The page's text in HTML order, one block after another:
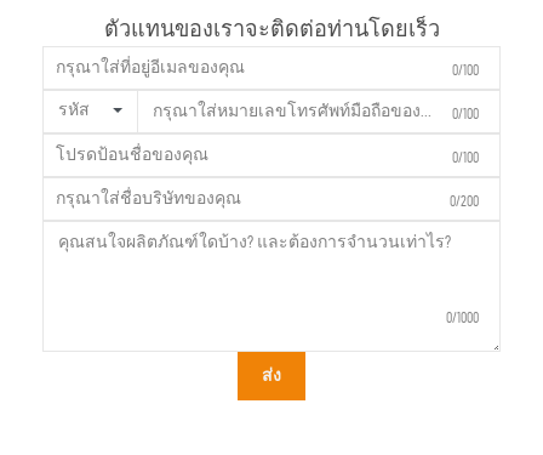
ตัวแทนของเราจะติดต่อท่านโดยเร็ว
0/100
รหัส 0/100
0/100
0/200
0/1000
ส่ง